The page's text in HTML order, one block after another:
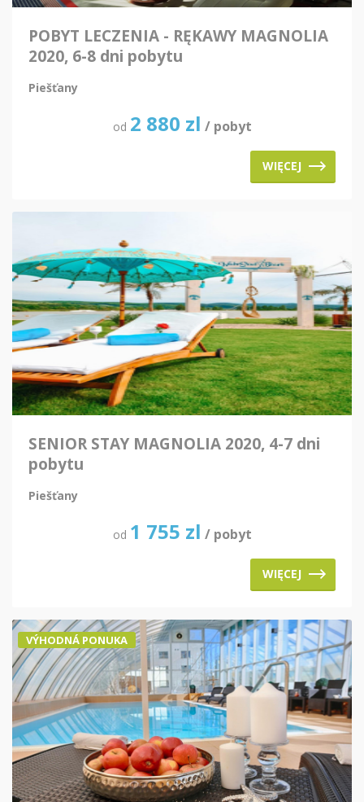
POBYT LECZENIA - RĘKAWY MAGNOLIA
2020, 6-8 dni pobytu
Piešťany
od 2 880 zl / pobyt
WIĘCEJ
SENIOR STAY MAGNOLIA 2020, 4-7 dni
pobytu
Piešťany
od 1 755 zl / pobyt
WIĘCEJ
VÝHODNÁ PONUKA